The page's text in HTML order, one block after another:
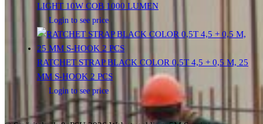
LIGHT 10W COB 1000 LUMEN
Login to see price
RATCHET STRAP BLACK COLOR 0,5T 4,5 + 0,5 M, 25
MM S-HOOK 2 PCS
Login to see price